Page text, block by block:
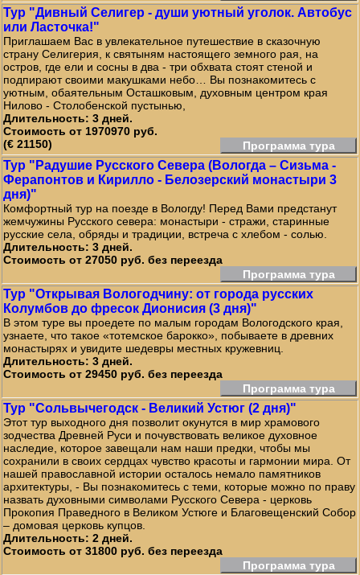
Тур "Дивный Селигер - души уютный уголок. Автобус
или Ласточка!"
Приглашаем Вас в увлекательное путешествие в сказочную
страну Селигерия, к святыням настоящего земного рая, на
остров, где ели и сосны в два - три обхвата стоят стеной и
подпирают своими макушками небо… Вы познакомитесь с
уютным, обаятельным Осташковым, духовным центром края
Нилово - Столобенской пустынью,
Длительность: 3 дней.
Стоимость от 1970970 руб.
(€ 21150)
Программа тура
Тур "Радушие Русского Севера (Вологда – Сизьма -
Ферапонтов и Кирилло - Белозерский монастыри 3
дня)"
Комфортный тур на поезде в Вологду! Перед Вами предстанут
жемчужины Русского севера: монастыри - стражи, старинные
русские села, обряды и традиции, встреча с хлебом - солью.
Длительность: 3 дней.
Стоимость от 27050 руб. без переезда
Программа тура
Тур "Открывая Вологодчину: от города русских
Колумбов до фресок Дионисия (3 дня)"
В этом туре вы проедете по малым городам Вологодского края,
узнаете, что такое «тотемское барокко», побываете в древних
монастырях и увидите шедевры местных кружевниц.
Длительность: 3 дней.
Стоимость от 29450 руб. без переезда
Программа тура
Тур "Сольвычегодск - Великий Устюг (2 дня)"
Этот тур выходного дня позволит окунутся в мир храмового
зодчества Древней Руси и почувствовать великое духовное
наследие, которое завещали нам наши предки, чтобы мы
сохранили в своих сердцах чувство красоты и гармонии мира. От
нашей православной истории осталось немало памятников
архитектуры, - Вы познакомитесь с теми, которые можно по праву
назвать духовными символами Русского Севера - церковь
Прокопия Праведного в Великом Устюге и Благовещенский Собор
– домовая церковь купцов.
Длительность: 2 дней.
Стоимость от 31800 руб. без переезда
Программа тура